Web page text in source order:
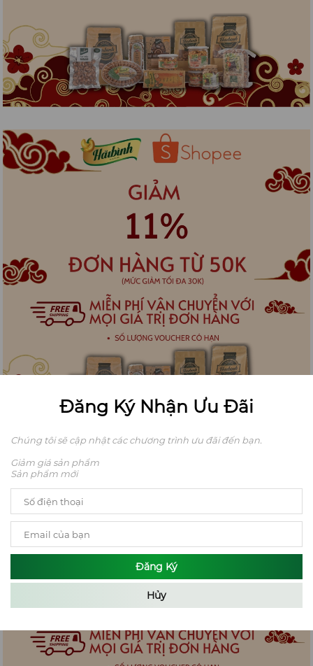
Đăng Ký Nhận Ưu Đãi
Chúng tôi sẽ cập nhật các chương trình ưu đãi đến bạn.
Giảm giá sản phẩm
Sản phẩm mới
Đăng Ký
Hủy